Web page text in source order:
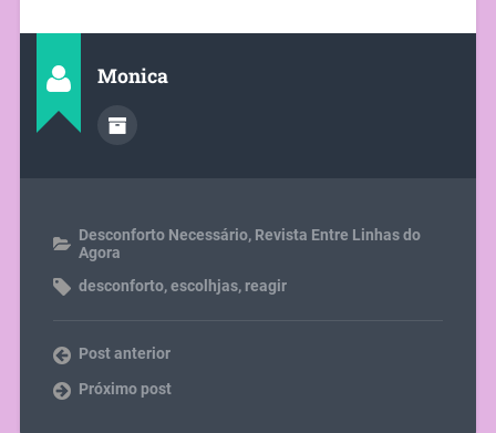
Monica
Desconforto Necessário, Revista Entre Linhas do
Agora
desconforto,escolhjas, reagir
Post anterior
Próximo post